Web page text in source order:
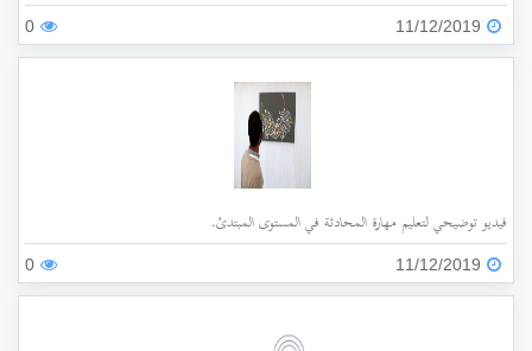
11/12/2019
0
فيديو توضيحي لتعليم مهارة المحادثة في المستوى المبتدئ.
11/12/2019
0